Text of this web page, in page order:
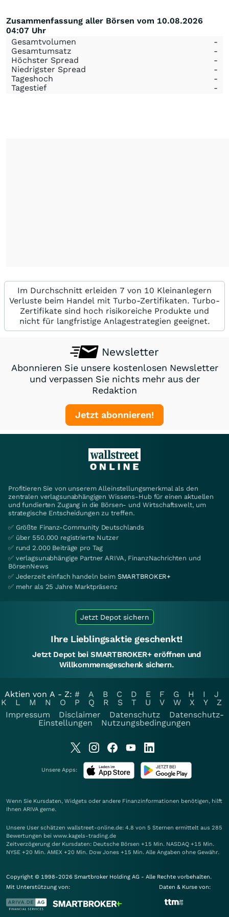
Zusammenfassung aller Börsen vom 10.08.2026
04:07 Uhr
Gesamtvolumen
-
Gesamtumsatz
-
Höchster Spread
-
Niedrigster Spread
-
Tageshoch
-
Tagestief
-
Im Durchschnitt erleiden 7 von 10 Kleinanlegern
Verluste beim Handel mit Turbo-Zertifikaten. Turbo-
Zertifikate sind hoch risikoreiche Produkte und
nicht für langfristige Anlagestrategien geeignet.
Newsletter
Abonnieren Sie unsere kostenlosen Newsletter
und verpassen Sie nichts mehr aus der
Redaktion
Jetzt abonnieren!
Profitieren Sie von unserem Alleinstellungsmerkmal als den
zentralen verlagsunabhängigen Wissens-Hub für einen aktuellen
und fundierten Zugang in die Börsen- und Wirtschaftswelt, um
strategische Entscheidungen zu treffen.
✅ Größte Finanz-Community Deutschlands
✅ über 550.000 registrierte Nutzer
✅ rund 2.000 Beiträge pro Tag
✅ verlagsunabhängige Partner ARIVA, FinanzNachrichten und
BörsenNews
✅ Jederzeit einfach handeln beim SMARTBROKER+
✅ mehr als 25 Jahre Marktpräsenz
Jetzt Depot sichern
Ihre Lieblingsaktie geschenkt!
Jetzt Depot bei SMARTBROKER+ eröffnen und
Willkommensgeschenk sichern.
Aktien von A - Z: # A B C D E F G H I
J
K
L M N O P Q R S T U V W X Y
Z
Impressum
Disclaimer Datenschutz
Datenschutz-
Einstellungen
Nutzungsbedingungen
Unsere Apps:
Wenn Sie Kursdaten, Widgets oder andere Finanzinformationen benötigen, hilft
Ihnen ARIVA gerne.
Unsere User schätzen wallstreet-online.de: 4.8 von 5 Sternen ermittelt aus 285
Bewertungen bei www.kagels-trading.de
Zeitverzögerung der Kursdaten: Deutsche Börsen +15 Min. NASDAQ +15 Min.
NYSE +20 Min. AMEX +20 Min. Dow Jones +15 Min. Alle Angaben ohne Gewähr.
Copyright © 1998-2026 Smartbroker Holding AG - Alle Rechte vorbehalten.
Mit Unterstützung von:
Daten & Kurse von: